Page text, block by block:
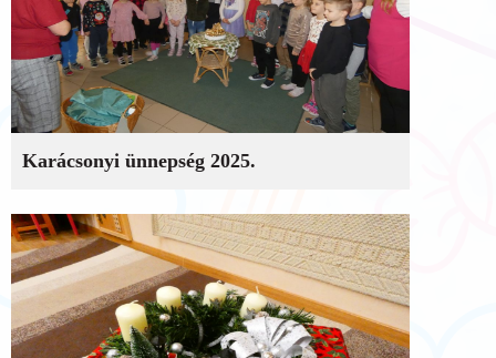
Karácsonyi ünnepség 2025.